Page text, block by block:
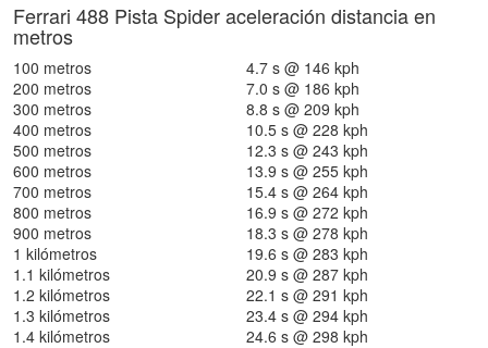
Ferrari 488 Pista Spider aceleración distancia en
metros
100 metros
4.7 s @ 146 kph
200 metros
7.0 s @ 186 kph
300 metros
8.8 s @ 209 kph
400 metros
10.5 s @ 228 kph
500 metros
12.3 s @ 243 kph
600 metros
13.9 s @ 255 kph
700 metros
15.4 s @ 264 kph
800 metros
16.9 s @ 272 kph
900 metros
18.3 s @ 278 kph
1 kilómetros
19.6 s @ 283 kph
1.1 kilómetros
20.9 s @ 287 kph
1.2 kilómetros
22.1 s @ 291 kph
1.3 kilómetros
23.4 s @ 294 kph
1.4 kilómetros
24.6 s @ 298 kph